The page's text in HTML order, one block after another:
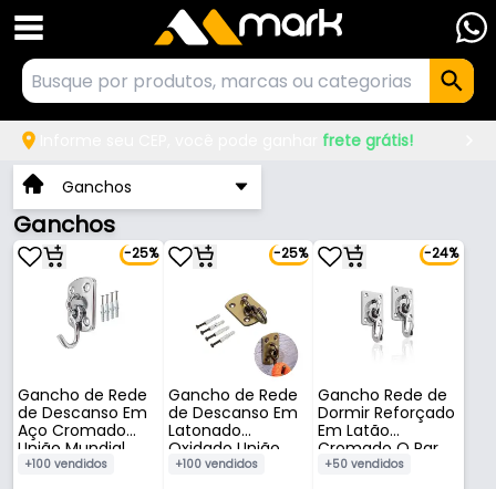
frete grátis!
Ganchos
Ganchos
-25%
Gancho de Rede
de Descanso Em
Aço Cromado
União Mundial
+100 vendidos
-25%
Gancho de Rede
de Descanso Em
Latonado
Oxidado União
Mundial
+100 vendidos
-24%
Gancho Rede de
Dormir Reforçado
Em Latão
Cromado O Par
+50 vendidos